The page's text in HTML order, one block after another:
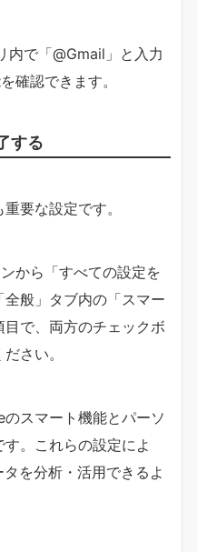
内で「@Gmail」と入力
確認できます。
する
要な設定です。
から「すべての設定を
般」タブ内の「スマー
目で、両方のチェックボ
さい。
スマート機能とパーソ
。これらの設定によ
を分析・活用できるよ